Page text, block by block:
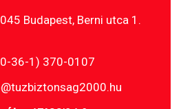
Budapest, Berni utca 1.
36-1) 370-0107